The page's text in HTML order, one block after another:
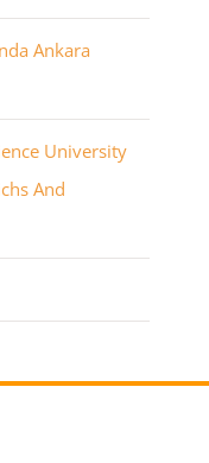
Ankara
University
And